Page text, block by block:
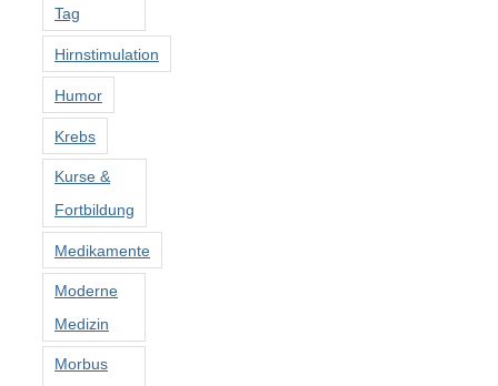
Tag
Hirnstimulation
Humor
Krebs
Kurse &
Fortbildung
Medikamente
Moderne
Medizin
Morbus